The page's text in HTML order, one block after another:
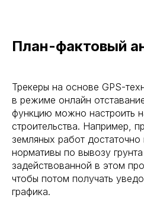
План-фактовый
Трекеры на основе GPS-
в режиме онлайн
функцию можно настроить
строительства. Например,
земляных работ
нормативы по вывозу
задействованной в этом
чтобы потом получать
графика.